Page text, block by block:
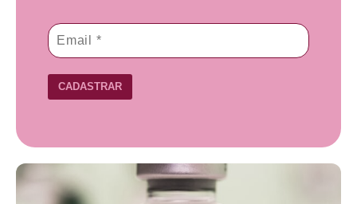
CADASTRAR